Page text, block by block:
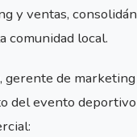
y ventas,
comunidad local.
, gerente de marketing
del evento